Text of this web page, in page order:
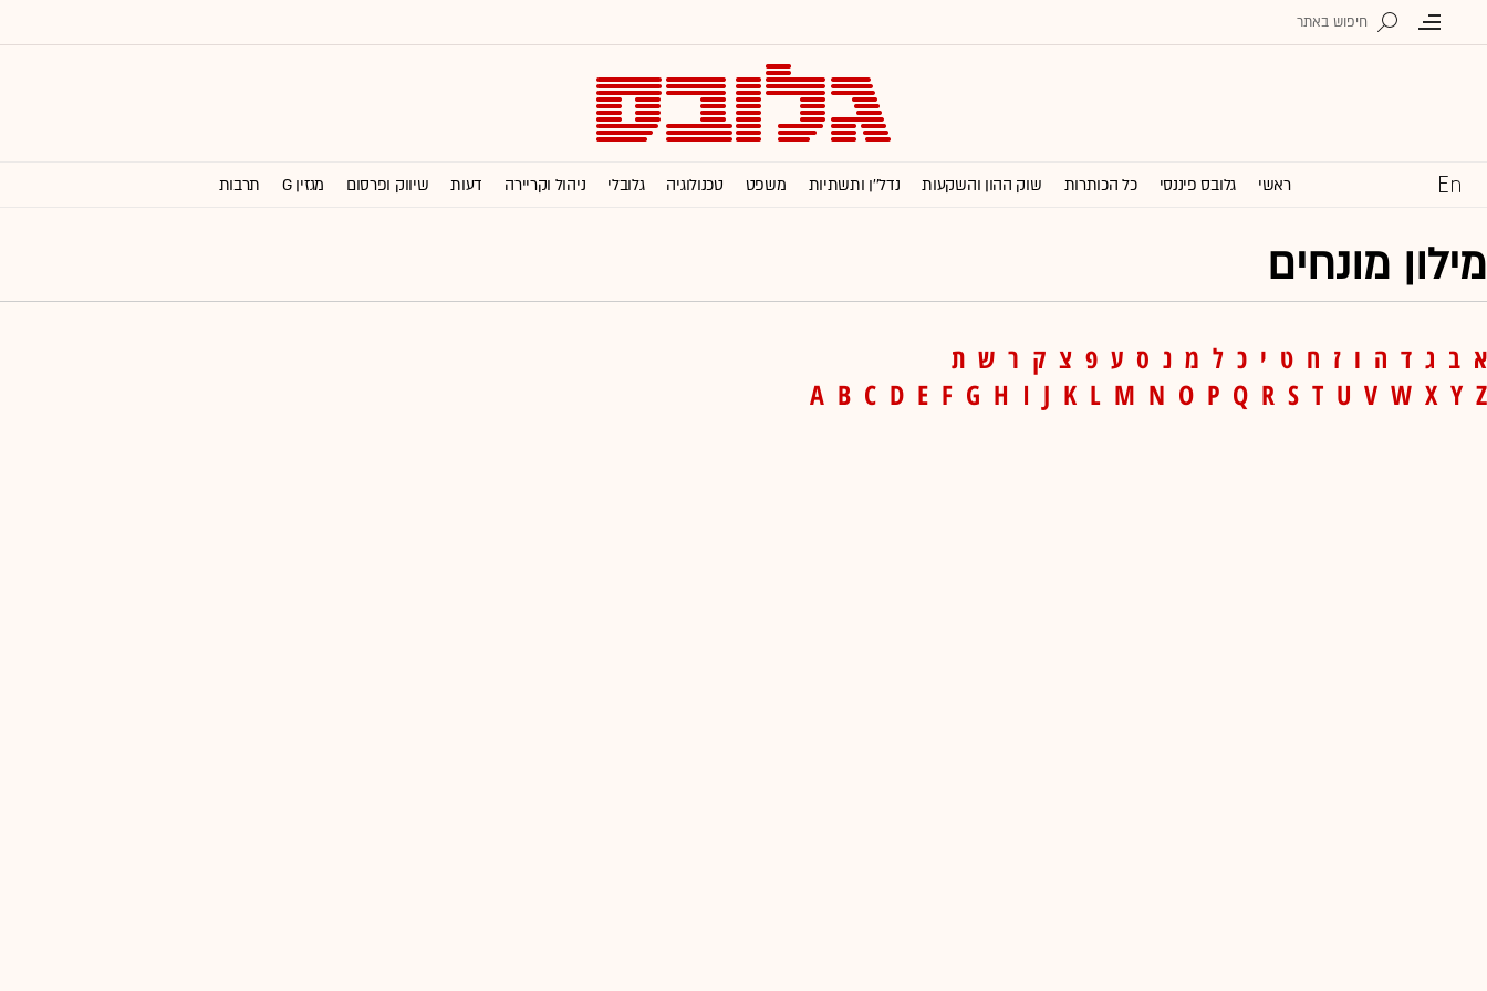
ראשי גלובס פיננסי כל הכותרות שוק ההון והשקעות נדל''ן ותשתיות משפט טכנולוגיה גלובלי ניהול וקריירה דעות שיווק ופרסום מגזין G תרבות
מילון מונחים
א ב ג ד ה ו ז ח ט י כ ל מ נ ס ע פ צ ק ר ש ת
A B C D E F G H I J K L M N O P Q R S T U V W X Y Z